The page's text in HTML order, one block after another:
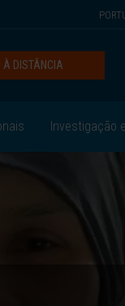
À DISTÂNCIA
Investigação